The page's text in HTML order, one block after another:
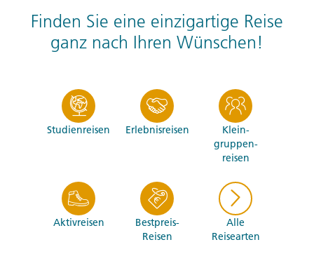
Finden Sie eine einzigartige Reise
ganz nach Ihren Wünschen!
Studien­reisen Erlebnis­reisen
Klein­
gruppen­
reisen
Aktiv­reisen
Bestpreis-
Reisen
Alle
Reisearten